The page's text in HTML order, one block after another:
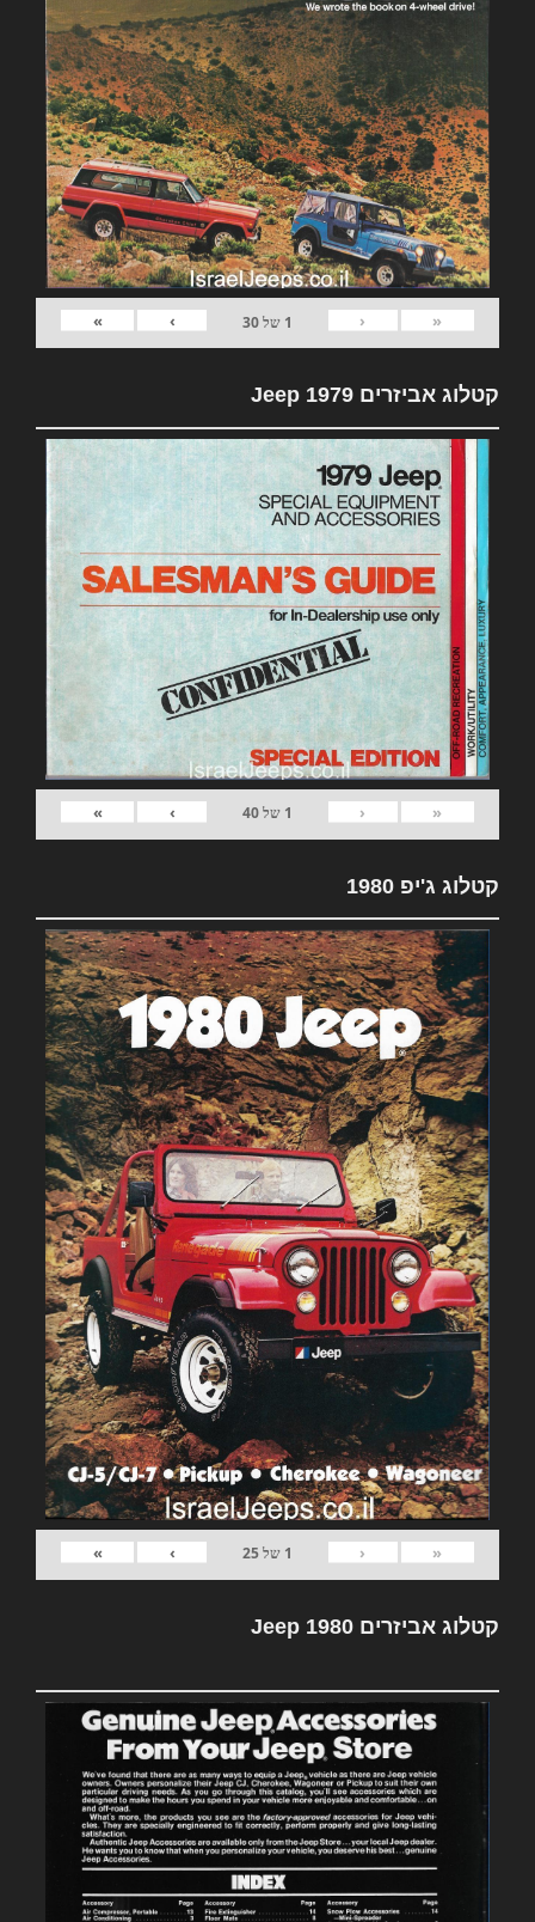
«
‹
1 של30
›
»
קטלוג אביזרים 1979 Jeep
«
‹
1 של40
›
»
קטלוג ג'יפ 1980
«
‹
1 של25
›
»
קטלוג אביזרים Jeep 1980